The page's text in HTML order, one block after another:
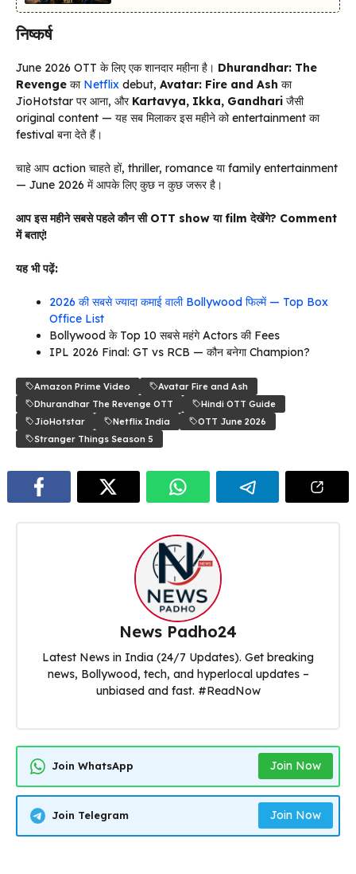
निष्कर्ष
June 2026 OTT के लिए एक शानदार महीना है। Dhurandhar: The
Revenge का Netflix debut, Avatar: Fire and Ash का
JioHotstar पर आना, और Kartavya, Ikka, Gandhari जैसी
original content — यह सब मिलाकर इस महीने को entertainment का
festival बना देते हैं।
चाहे आप action चाहते हों, thriller, romance या family entertainment
— June 2026 में आपके लिए कुछ न कुछ जरूर है।
आप इस महीने सबसे पहले कौन सी OTT show या film देखेंगे? Comment
में बताएं!
यह भी पढ़ें:
2026 की सबसे ज्यादा कमाई वाली Bollywood फिल्में — Top Box
Office List
Bollywood के Top 10 सबसे महंगे Actors की Fees
IPL 2026 Final: GT vs RCB — कौन बनेगा Champion?
Amazon Prime Video
Avatar Fire and Ash
Dhurandhar The Revenge OTT
Hindi OTT Guide
JioHotstar
Netflix India
OTT June 2026
Stranger Things Season 5
News Padho24
Latest News in India (24/7 Updates). Get breaking
news, Bollywood, tech, and hyperlocal updates –
unbiased and fast. #ReadNow
Join WhatsApp Join Now
Join Telegram Join Now